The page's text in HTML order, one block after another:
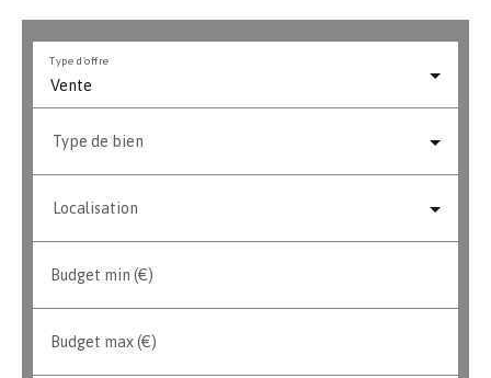
Vente
Type d'offre
Type de bien
Localisation
Budget min (€)
Budget max (€)